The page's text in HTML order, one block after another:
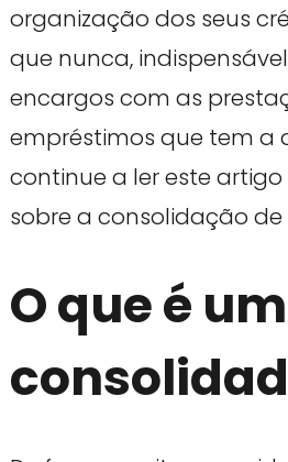
organização dos seus
que nunca,
encargos com as
empréstimos que tem a
continue a ler este
sobre a consolidação de
O que é